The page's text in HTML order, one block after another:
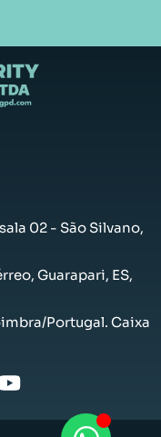
02 - São Silvano,
Guarapari, ES,
Portugal. Caixa